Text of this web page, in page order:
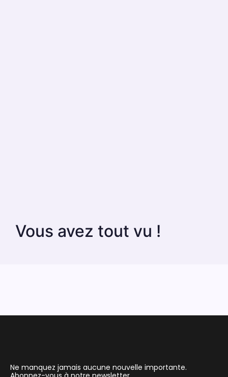
Vous avez tout vu !
Ne manquez jamais aucune nouvelle importante.